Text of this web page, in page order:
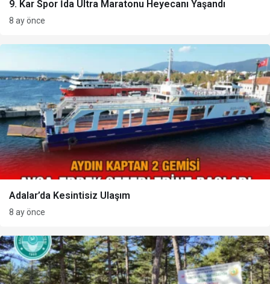
9. Kar Spor İda Ultra Maratonu Heyecanı Yaşandı
8 ay önce
Adalar’da Kesintisiz Ulaşım
8 ay önce